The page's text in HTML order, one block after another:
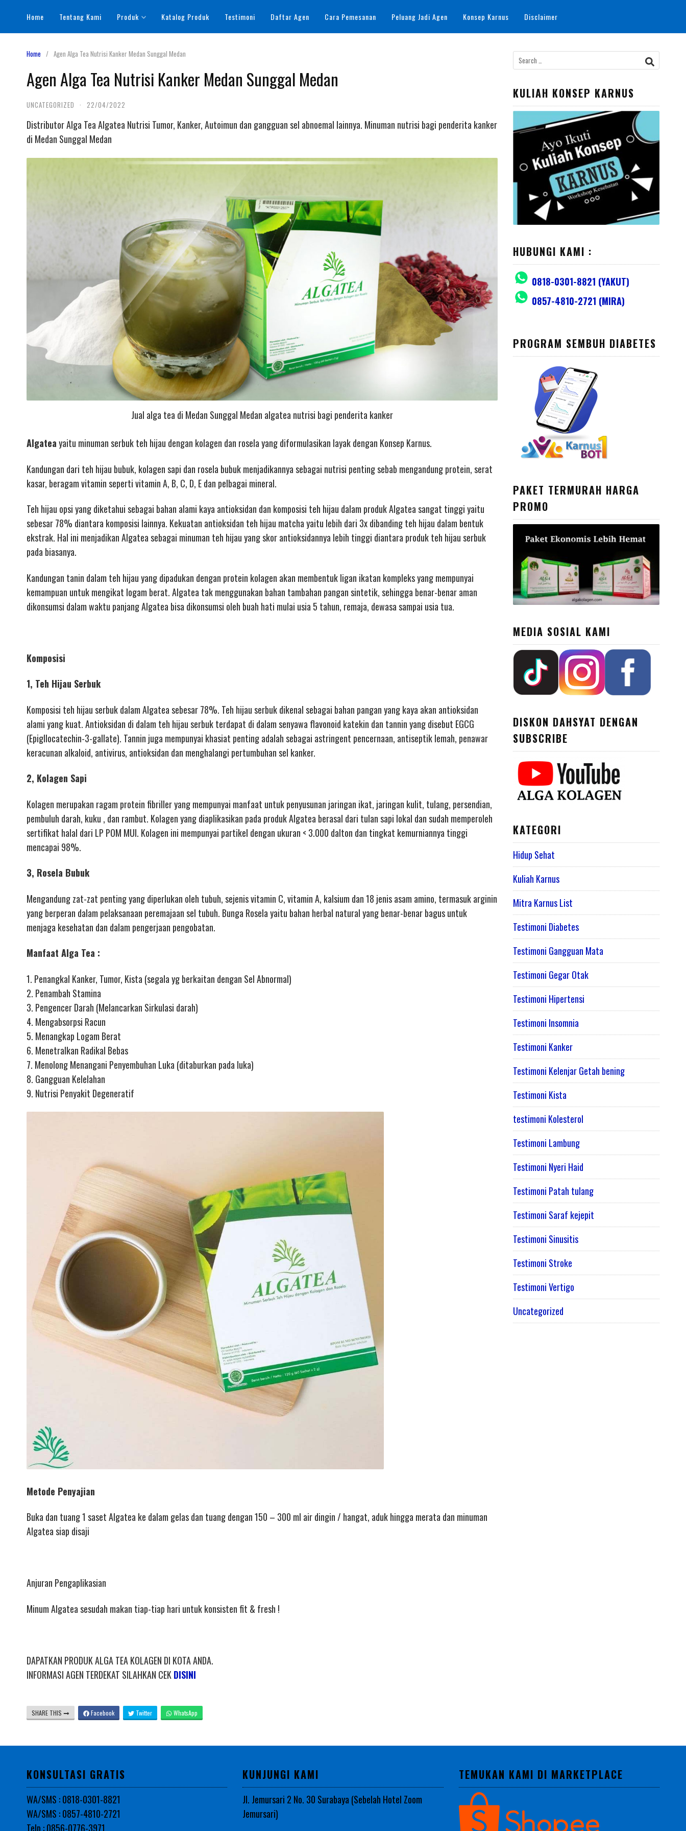
content
Home Tentang Kami Produk Katalog Produk Testimoni Daftar Agen Cara Pemesanan Peluang Jadi Agen Konsep Karnus Disclaimer
Home Agen Alga Tea Nutrisi Kanker Medan Sunggal Medan
Agen Alga Tea Nutrisi Kanker Medan Sunggal Medan
UNCATEGORIZED · 22/04/2022
Distributor Alga Tea Algatea Nutrisi Tumor, Kanker, Autoimun dan gangguan sel abnoemal lainnya. Minuman nutrisi bagi penderita kanker
di Medan Sunggal Medan
Jual alga tea di Medan Sunggal Medan algatea nutrisi bagi penderita kanker
Algateayaitu minuman serbuk teh hijau dengan kolagen dan rosela yang diformulasikan layak dengan Konsep Karnus.
Kandungan dari teh hijau bubuk, kolagen sapi dan rosela bubuk menjadikannya sebagai nutrisi penting sebab mengandung protein, serat
kasar, beragam vitamin seperti vitamin A, B, C, D, E dan pelbagai mineral.
Teh hijau opsi yang diketahui sebagai bahan alami kaya antioksidan dan komposisi teh hijau dalam produk Algatea sangat tinggi yaitu
sebesar 78% diantara komposisi lainnya. Kekuatan antioksidan teh hijau matcha yaitu lebih dari 3x dibanding teh hijau dalam bentuk
ekstrak. Hal ini menjadikan Algatea sebagai minuman teh hijau yang skor antioksidannya lebih tinggi diantara produk teh hijau serbuk
pada biasanya.
Kandungan tanin dalam teh hijau yang dipadukan dengan protein kolagen akan membentuk ligan ikatan kompleks yang mempunyai
kemampuan untuk mengikat logam berat. Algatea tak menggunakan bahan tambahan pangan sintetik, sehingga benar-benar aman
dikonsumsi dalam waktu panjang Algatea bisa dikonsumsi oleh buah hati mulai usia 5 tahun, remaja, dewasa sampai usia tua.
Komposisi
1, Teh Hijau Serbuk
Komposisi teh hijau serbuk dalam Algatea sebesar 78%. Teh hijau serbuk dikenal sebagai bahan pangan yang kaya akan antioksidan
alami yang kuat. Antioksidan di dalam teh hijau serbuk terdapat di dalam senyawa flavonoid katekin dan tannin yang disebut EGCG
(Epigllocatechin-3-gallate). Tannin juga mempunyai khasiat penting adalah sebagai astringent pencernaan, antiseptik lemah, penawar
keracunan alkaloid, antivirus, antioksidan dan menghalangi pertumbuhan sel kanker.
2, Kolagen Sapi
Kolagen merupakan ragam protein fibriller yang mempunyai manfaat untuk penyusunan jaringan ikat, jaringan kulit, tulang, persendian,
pembuluh darah, kuku , dan rambut. Kolagen yang diaplikasikan pada produk Algatea berasal dari tulan sapi lokal dan sudah memperoleh
sertifikat halal dari LP POM MUI. Kolagen ini mempunyai partikel dengan ukuran < 3.000 dalton dan tingkat kemurniannya tinggi
mencapai 98%.
3, Rosela Bubuk
Mengandung zat-zat penting yang diperlukan oleh tubuh, sejenis vitamin C, vitamin A, kalsium dan 18 jenis asam amino, termasuk arginin
yang berperan dalam pelaksanaan peremajaan sel tubuh. Bunga Rosela yaitu bahan herbal natural yang benar-benar bagus untuk
menjaga kesehatan dan dalam pengerjaan pengobatan.
Manfaat Alga Tea :
1. Penangkal Kanker, Tumor, Kista (segala yg berkaitan dengan Sel Abnormal)
2. Penambah Stamina
3. Pengencer Darah (Melancarkan Sirkulasi darah)
4. Mengabsorpsi Racun
5. Menangkap Logam Berat
6. Menetralkan Radikal Bebas
7. Menolong Menangani Penyembuhan Luka (ditaburkan pada luka)
8. Gangguan Kelelahan
9. Nutrisi Penyakit Degeneratif
Metode Penyajian
Buka dan tuang 1 saset Algatea ke dalam gelas dan tuang dengan 150 – 300 ml air dingin / hangat, aduk hingga merata dan minuman
Algatea siap disaji
Anjuran Pengaplikasian
Minum Algatea sesudah makan tiap-tiap hari untuk konsisten fit & fresh !
DAPATKAN PRODUK ALGA TEA KOLAGEN DI KOTA ANDA.
INFORMASI AGEN TERDEKAT SILAHKAN CEK DISINI
SHARE THIS Facebook Twitter WhatsApp
Search
for:
KULIAH KONSEP KARNUS
HUBUNGI KAMI :
0818-0301-8821 (YAKUT)
0857-4810-2721 (MIRA)
PROGRAM SEMBUH DIABETES
PAKET TERMURAH HARGA
PROMO
MEDIA SOSIAL KAMI
DISKON DAHSYAT DENGAN
SUBSCRIBE
KATEGORI
Hidup Sehat
Kuliah Karnus
Mitra Karnus List
Testimoni Diabetes
Testimoni Gangguan Mata
Testimoni Gegar Otak
Testimoni Hipertensi
Testimoni Insomnia
Testimoni Kanker
Testimoni Kelenjar Getah bening
Testimoni Kista
testimoni Kolesterol
Testimoni Lambung
Testimoni Nyeri Haid
Testimoni Patah tulang
Testimoni Saraf kejepit
Testimoni Sinusitis
Testimoni Stroke
Testimoni Vertigo
Uncategorized
KONSULTASI GRATIS
WA/SMS : 0818-0301-8821
WA/SMS : 0857-4810-2721
Telp : 0856-0776-3971
KUNJUNGI KAMI
Jl. Jemursari 2 No. 30 Surabaya (Sebelah Hotel Zoom
Jemursari)
TEMUKAN KAMI DI MARKETPLACE